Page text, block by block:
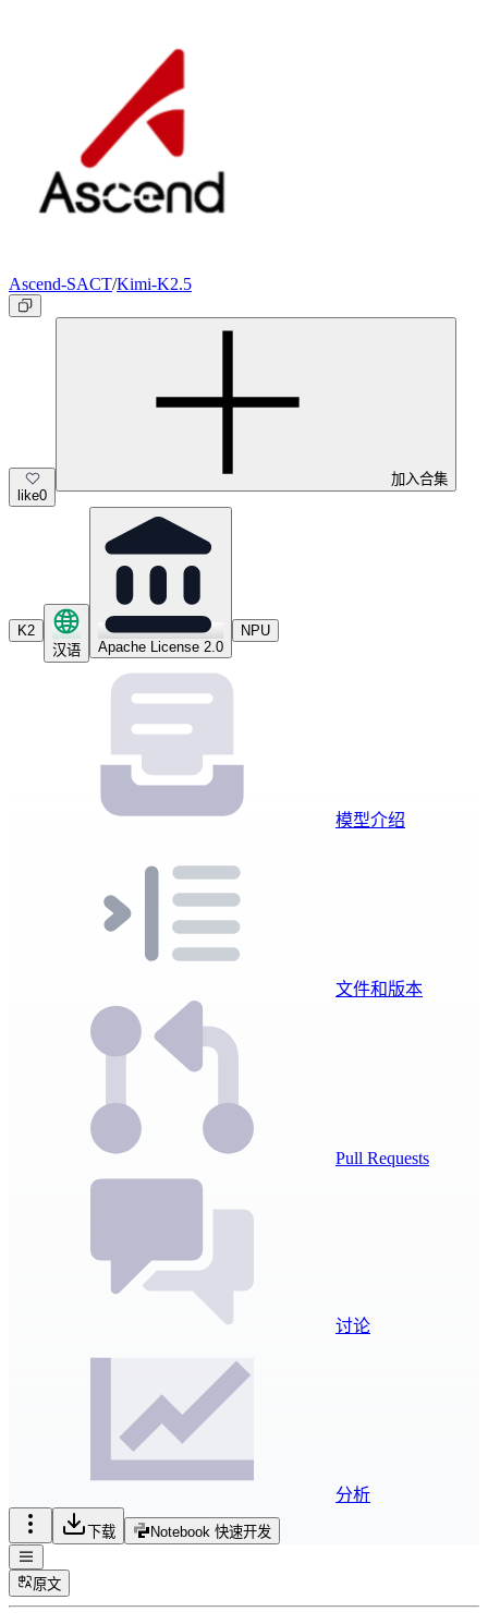
Ascend-SACT/Kimi-K2.5
like0
加入合集
K2
汉语
Apache License 2.0
NPU
模型介绍
文件和版本
Pull Requests
讨论
分析
下载 Notebook 快速开发
原文